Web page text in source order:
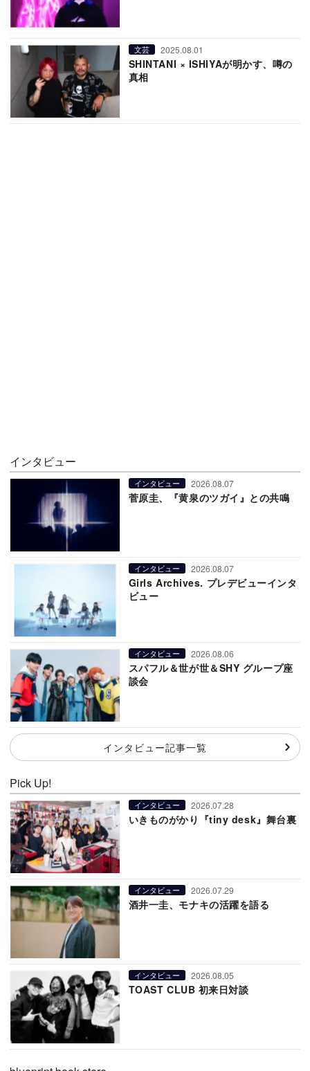
文芸 2025.08.01
SHINTANI × ISHIYAが明かす、噂の
真相
インタビュー
インタビュー 2026.08.07
菅原圭、『黄泉のツガイ』との共鳴
インタビュー 2026.08.07
Girls Archives. プレデビューインタ
ビュー
インタビュー 2026.08.06
スパフル＆世が世＆SHY グループ座
談会
インタビュー記事一覧
Pick Up!
インタビュー 2026.07.28
いきものがかり『tiny desk』舞台裏
インタビュー 2026.07.29
酒井一圭、モナキの活躍を語る
インタビュー 2026.08.05
TOAST CLUB 初来日対談